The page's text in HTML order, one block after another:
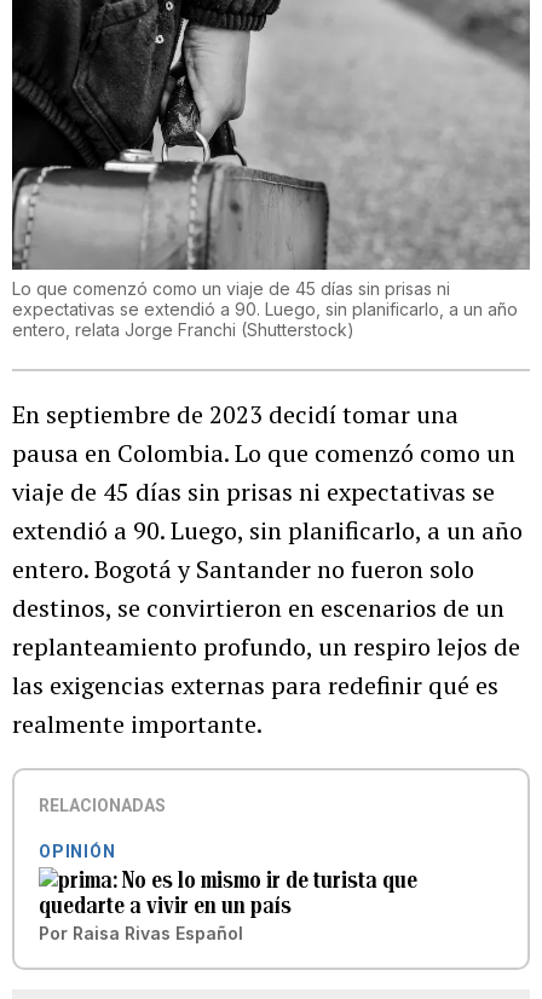
Lo que comenzó como un viaje de 45 días sin prisas ni
expectativas se extendió a 90. Luego, sin planificarlo, a un año
entero, relata Jorge Franchi (Shutterstock)
En septiembre de 2023 decidí tomar una
pausa en Colombia. Lo que comenzó como un
viaje de 45 días sin prisas ni expectativas se
extendió a 90. Luego, sin planificarlo, a un año
entero. Bogotá y Santander no fueron solo
destinos, se convirtieron en escenarios de un
replanteamiento profundo, un respiro lejos de
las exigencias externas para redefinir qué es
realmente importante.
RELACIONADAS
OPINIÓN
No es lo mismo ir de turista que
quedarte a vivir en un país
Por Raisa Rivas Español